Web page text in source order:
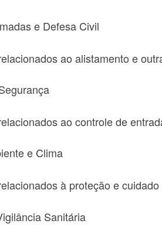
e Defesa Civil
ao alistamento e
ao controle de
e Clima
à proteção e
Sanitária